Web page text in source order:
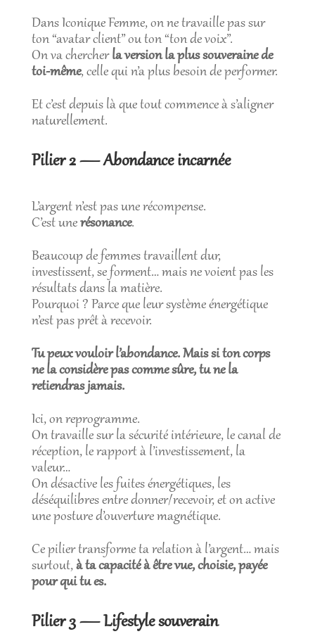
Dans Iconique Femme, on ne travaille pas sur
ton “avatar client” ou ton “ton de voix”.
On va chercherla version la plus souveraine de
toi-même, celle qui n’a plus besoin de performer.
Et c’est depuis là que tout commence à s’aligner
naturellement.
Pilier 2 — Abondance incarnée
L’argent n’est pas une récompense.
C’est unerésonance.
Beaucoup de femmes travaillent dur,
investissent, se forment… mais ne voient pas les
résultats dans la matière.
Pourquoi ? Parce que leur système énergétique
n’est pas prêt à recevoir.
Tu peux vouloir l’abondance. Mais si ton corps
ne la considère pas comme sûre, tu ne la
retiendras jamais.
Ici, on reprogramme.
On travaille sur la sécurité intérieure, le canal de
réception, le rapport à l’investissement, la
valeur…
On désactive les fuites énergétiques, les
déséquilibres entre donner/recevoir, et on active
une posture d’ouverture magnétique.
Ce pilier transforme ta relation à l’argent… mais
surtout,à ta capacité à être vue, choisie, payée
pour qui tu es.
Pilier 3 — Lifestyle souverain